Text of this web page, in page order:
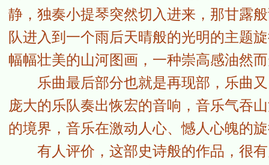
静，独奏小提琴突然切入进来，那甘露
队进入到一个雨后天晴般的光明的主题
幅幅壮美的山河图画，一种崇高感油然
乐曲最后部分也就是再现部，乐曲又
庞大的乐队奏出恢宏的音响，音乐气吞
的境界，音乐在激动人心、憾人心魄的
有人评价，这部史诗般的作品，很有